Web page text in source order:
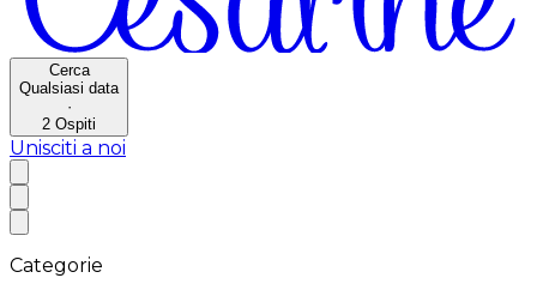
Cerca
Qualsiasi data
·
2 Ospiti
Unisciti a noi
Categorie